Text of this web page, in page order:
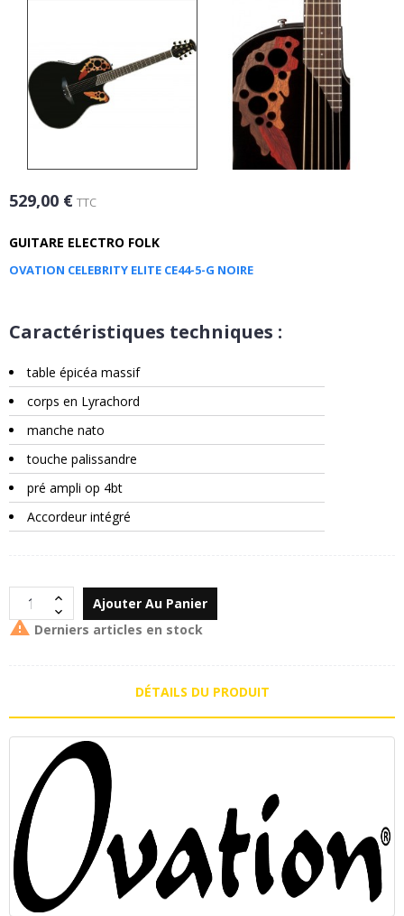
529,00 € TTC
GUITARE ELECTRO FOLK
OVATION CELEBRITY ELITE CE44-5-G NOIRE
Caractéristiques techniques :
table épicéa massif
corps en Lyrachord
manche nato
touche palissandre
pré ampli op 4bt
Accordeur intégré
Ajouter Au Panier
 Derniers articles en stock
DÉTAILS DU PRODUIT